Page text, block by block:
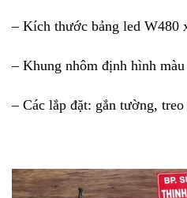
– Kích thước bảng led W480
– Khung nhôm định hình
– Các lắp đặt: gắn tường,